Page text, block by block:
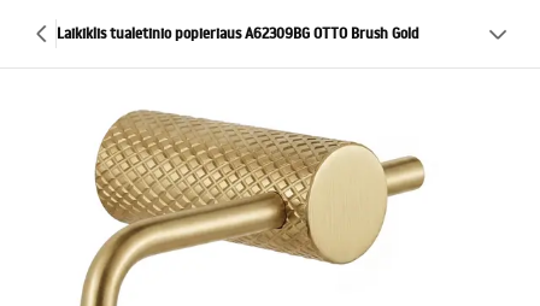
Laikiklis tualetinio popieriaus A62309BG OTTO Brush Gold